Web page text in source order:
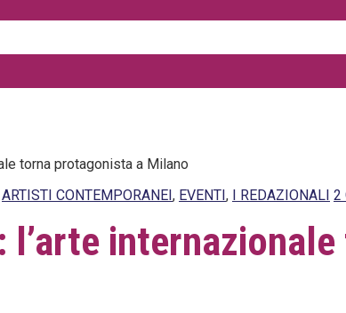
torna protagonista a Milano
ARTISTI CONTEMPORANEI, EVENTI, I REDAZIONALI 2